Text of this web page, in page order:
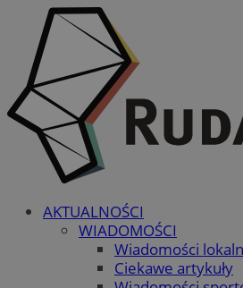
AKTUALNOŚCI
WIADOMOŚCI
Wiadomości
Ciekawe artykuły